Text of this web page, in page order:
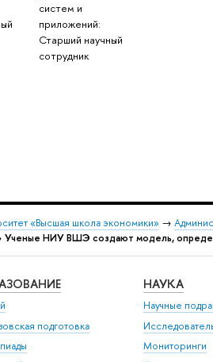
систем и
приложений:
Старший научный
сотрудник
«Высшая школа экономики» →
Ученые НИУ ВШЭ создают модель,
подготовка
НАУКА
Научные
Мониторинги